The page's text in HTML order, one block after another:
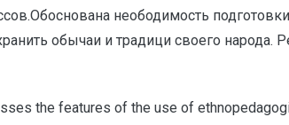
неободимость
обычаи и традици своего народа.
the features of the use of